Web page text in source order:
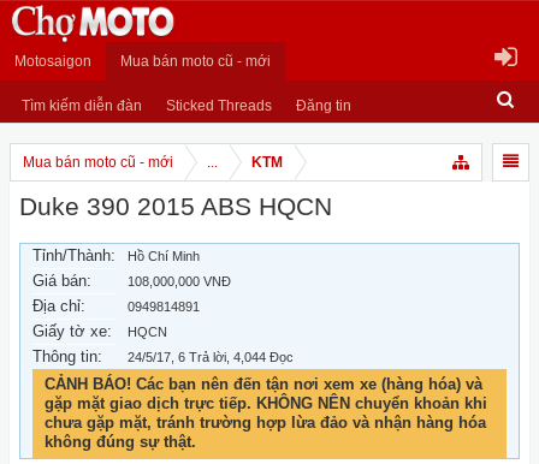
Motosaigon Mua bán moto cũ - mới
Tìm kiếm diễn đàn Sticked Threads Đăng tin
Mua bán moto cũ - mới ... KTM
Duke 390 2015 ABS HQCN
Tỉnh/Thành: Hồ Chí Minh
Giá bán: 108,000,000 VNĐ
Địa chỉ: 0949814891
Giấy tờ xe: HQCN
Thông tin: 24/5/17 , 6 Trả lời, 4,044 Đọc
CẢNH BÁO! Các bạn nên đến tận nơi xem xe (hàng hóa) và
gặp mặt giao dịch trực tiếp. KHÔNG NÊN chuyển khoản khi
chưa gặp mặt, tránh trường hợp lừa đảo và nhận hàng hóa
không đúng sự thật.